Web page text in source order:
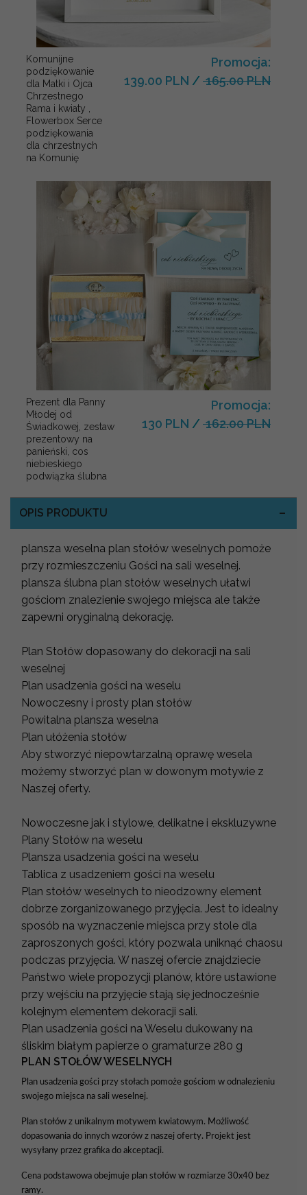
Komunijne
podziękowanie
dla Matki i Ojca
Chrzestnego
Rama i kwiaty ,
Flowerbox Serce
podziękowania
dla chrzestnych
na Komunię
Promocja:
139.00 PLN / 165.00 PLN
Prezent dla Panny
Młodej od
Świadkowej, zestaw
prezentowy na
panieński, cos
niebieskiego
podwiązka ślubna
Promocja:
130 PLN / 162.00 PLN
OPIS PRODUKTU
plansza weselna plan stołów weselnych pomoże
przy rozmieszczeniu Gości na sali weselnej.
plansza ślubna plan stołów weselnych ułatwi
gościom znalezienie swojego miejsca ale także
zapewni oryginalną dekorację.
Plan Stołów dopasowany do dekoracji na sali
weselnej
Plan usadzenia gości na weselu
Nowoczesny i prosty plan stołów
Powitalna plansza weselna
Plan ułóżenia stołów
Aby stworzyć niepowtarzalną oprawę wesela
możemy stworzyć plan w dowonym motywie z
Naszej oferty.
Nowoczesne jak i stylowe, delikatne i ekskluzywne
Plany Stołów na weselu
Plansza usadzenia gości na weselu
Tablica z usadzeniem gości na weselu
Plan stołów weselnych to nieodzowny element
dobrze zorganizowanego przyjęcia. Jest to idealny
sposób na wyznaczenie miejsca przy stole dla
zaproszonych gości, który pozwala uniknąć chaosu
podczas przyjęcia. W naszej ofercie znajdziecie
Państwo wiele propozycji planów, które ustawione
przy wejściu na przyjęcie stają się jednocześnie
kolejnym elementem dekoracji sali.
Plan usadzenia gości na Weselu dukowany na
śliskim białym papierze o gramaturze 280 g
PLAN STOŁÓW WESELNYCH
Plan usadzenia gości przy stołach pomoże gościom w odnalezieniu
swojego miejsca na sali weselnej.
Plan stołów z unikalnym motywem kwiatowym. Możliwość
dopasowania do innych wzorów z naszej oferty. Projekt jest
wysyłany przez grafika do akceptacji.
Cena podstawowa obejmuje plan stołów w rozmiarze 30x40 bez
ramy.